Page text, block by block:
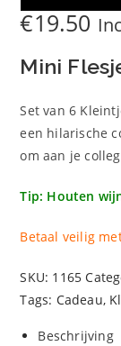
6
stuks
€19.50
Mini
Set van 6
een hilarische
om aan je
Tip: Houten
Betaal veilig
SKU: 1165
Tags: Cadeau,
Beschrijving